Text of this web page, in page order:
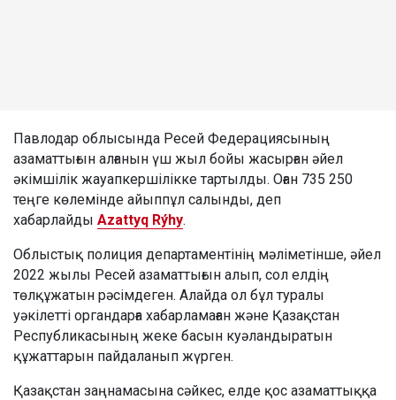
Павлодар облысында Ресей Федерациясының
азаматтығын алғанын үш жыл бойы жасырған әйел
әкімшілік жауапкершілікке тартылды. Оған 735 250
теңге көлемінде айыппұл салынды, деп
хабарлайды Azattyq Rýhy.
Облыстық полиция департаментінің мәліметінше, әйел
2022 жылы Ресей азаматтығын алып, сол елдің
төлқұжатын рәсімдеген. Алайда ол бұл туралы
уәкілетті органдарға хабарламаған және Қазақстан
Республикасының жеке басын куәландыратын
құжаттарын пайдаланып жүрген.
Қазақстан заңнамасына сәйкес, елде қос азаматтыққа